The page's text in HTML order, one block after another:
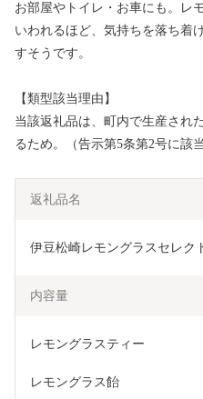
お部屋やトイレ・お車にも。レ
いわれるほど、気持ちを落ち着
すそうです。
【類型該当理由】
当該返礼品は、町内で生産され
るため。（告示第5条第2号に該当
返礼品名
伊豆松崎レモングラスセレク
内容量
レモングラスティー
レモングラス飴